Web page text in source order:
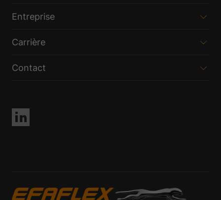
Entreprise
Carrière
Contact